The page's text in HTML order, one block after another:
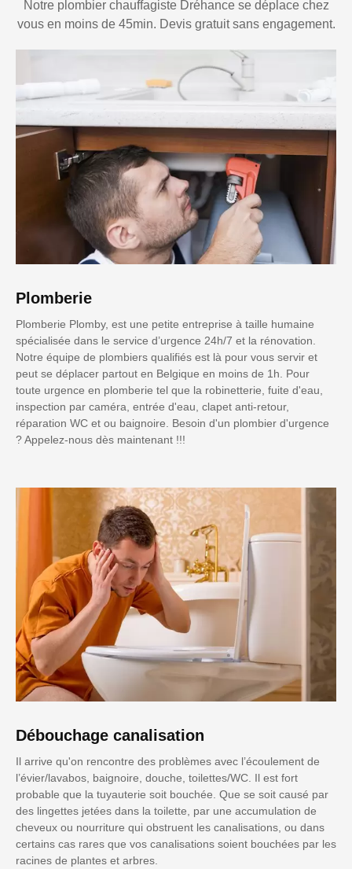
Notre plombier chauffagiste Dréhance se déplace chez
vous en moins de 45min. Devis gratuit sans engagement.
Plomberie
Plomberie Plomby, est une petite entreprise à taille humaine
spécialisée dans le service d’urgence 24h/7 et la rénovation.
Notre équipe de plombiers qualifiés est là pour vous servir et
peut se déplacer partout en Belgique en moins de 1h. Pour
toute urgence en plomberie tel que la robinetterie, fuite d'eau,
inspection par caméra, entrée d'eau, clapet anti-retour,
réparation WC et ou baignoire. Besoin d'un plombier d'urgence
? Appelez-nous dès maintenant !!!
Débouchage canalisation
Il arrive qu'on rencontre des problèmes avec l’écoulement de
l’évier/lavabos, baignoire, douche, toilettes/WC. Il est fort
probable que la tuyauterie soit bouchée. Que se soit causé par
des lingettes jetées dans la toilette, par une accumulation de
cheveux ou nourriture qui obstruent les canalisations, ou dans
certains cas rares que vos canalisations soient bouchées par les
racines de plantes et arbres.